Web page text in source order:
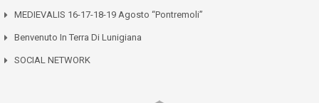
MEDIEVALIS 16-17-18-19 Agosto “Pontremoli”
Benvenuto In Terra Di Lunigiana
SOCIAL NETWORK